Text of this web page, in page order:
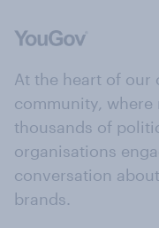
At the heart of our
community,
thousands of
organisations
conversation
brands.